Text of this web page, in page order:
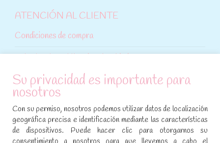
ATENCIÓN AL CLIENTE
Condiciones de compra
Política de cookies
SÍGUENOS EN REDES SOCIALES
Encuéntranos en:
Facebook
YouTubeInstagram
Su privacidad es importante para
nosotros
Con su permiso, nosotros podemos utilizar datos de localización
geográfica precisa e identificación mediante las características
de dispositivos. Puede hacer clic para otorgarnos su